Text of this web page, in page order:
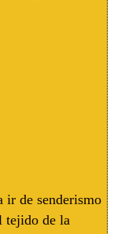
ir de senderismo
tejido de la